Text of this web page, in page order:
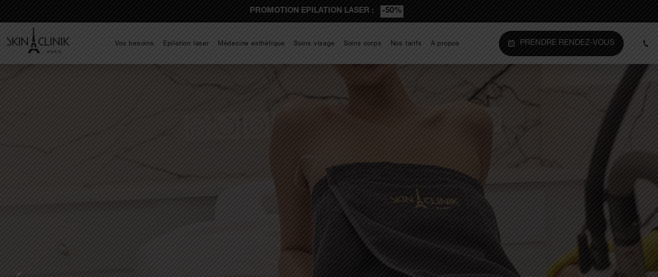
PROMOTION EPILATION LASER : -50%
Vos besoins Epilation laser Médecine esthétique Soins visage Soins corps Nos tarifs A propos PRENDRE RENDEZ-VOUS